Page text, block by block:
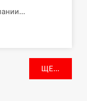
ЩЕ...